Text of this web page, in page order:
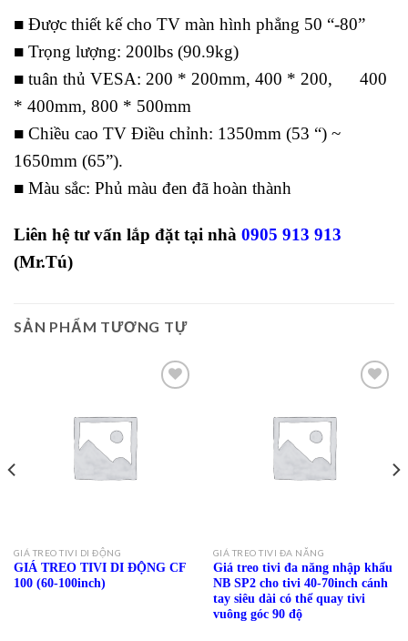
■ Được thiết kế cho TV màn hình phẳng 50 “-80”
■ Trọng lượng: 200lbs (90.9kg)
■ tuân thủ VESA: 200 * 200mm, 400 * 200, 400
* 400mm, 800 * 500mm
■ Chiều cao TV Điều chỉnh: 1350mm (53 “) ~
1650mm (65”).
■ Màu sắc: Phủ màu đen đã hoàn thành
Liên hệ tư vấn lắp đặt tại nhà 0905 913 913
(Mr.Tú)
SẢN PHẨM TƯƠNG TỰ
GIÁ TREO TIVI DI ĐỘNG
GIÁ TREO TIVI DI ĐỘNG CF
100 (60-100inch)
GIÁ TREO TIVI ĐA NĂNG
Giá treo tivi đa năng nhập khẩu
NB SP2 cho tivi 40-70inch cánh
tay siêu dài có thể quay tivi
vuông góc 90 độ